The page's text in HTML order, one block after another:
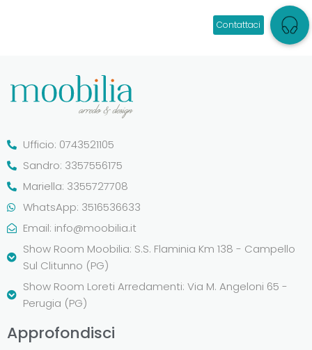
Ufficio: 0743521105
Sandro: 3357556175
Mariella: 3355727708
WhatsApp: 3516536633
Email: info@moobilia.it
Show Room Moobilia: S.S. Flaminia Km 138 - Campello
Sul Clitunno (PG)
Show Room Loreti Arredamenti: Via M. Angeloni 65 -
Perugia (PG)
Approfondisci